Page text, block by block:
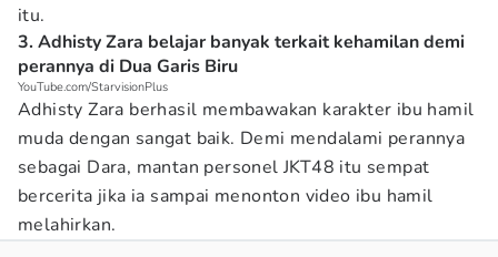
itu.
3. Adhisty Zara belajar banyak terkait kehamilan demi
perannya di Dua Garis Biru
YouTube.com/StarvisionPlus
Adhisty Zara berhasil membawakan karakter ibu hamil
muda dengan sangat baik. Demi mendalami perannya
sebagai Dara, mantan personel JKT48 itu sempat
bercerita jika ia sampai menonton video ibu hamil
melahirkan.